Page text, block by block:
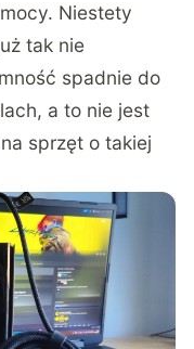
Niestety
tak nie
spadnie do
a to nie jest
sprzęt o takiej